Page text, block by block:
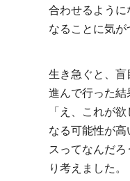
合わせるように
なることに気が
生き急ぐと、
進んで行った
「え、これが
なる可能性が
スってなんだろ
り考えました。